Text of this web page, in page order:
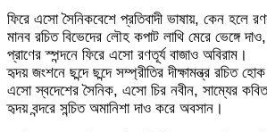
ফিরে এসো সৈনিকবেশে প্রতিবাদী ভাষায়, কেন হলে
মানব রচিত বিভেদের লৌহ কপাট লাথি মেরে ভেঙ্গে
প্রাণের স্পন্দনে ফিরে এসো রণতূর্য বাজাও অবিরাম।
হৃদয় জংশনে ছন্দে ছন্দে সম্প্রীতির দীক্ষামন্ত্র রচিত
এসো স্বদেশের সৈনিক, এসো চির নবীন, সাম্যের
হৃদয় বন্দরে সন্চিত অমানিশা দাও করে অবসান।